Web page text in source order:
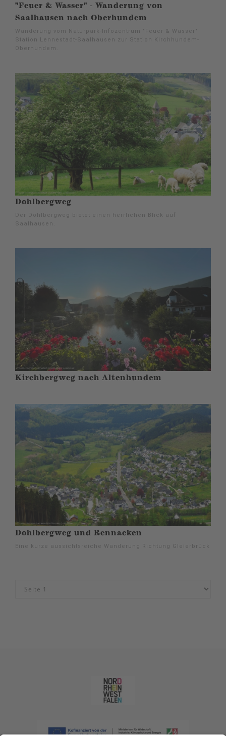
"Feuer & Wasser" - Wanderung von
Saalhausen nach Oberhundem
Wanderung vom Naturpark-Infozentrum "Feuer & Wasser"
Station Lennestadt-Saalhausen zur Station Kirchhundem-
Oberhundem.
Dohlbergweg
Der Dohlbergweg bietet einen herrlichen Blick auf
Saalhausen.
Kirchbergweg nach Altenhundem
Dohlbergweg und Rennacken
Eine kurze aussichtsreiche Wanderung Richtung Gleierbrück